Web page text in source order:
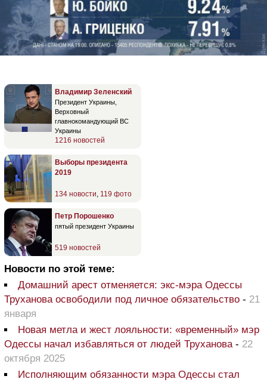
Владимир Зеленский
Президент Украины,
Верховный
главнокомандующий ВС
Украины
1216 новостей
Выборы президента
2019
134 новости 119 фото
Петр Порошенко
пятый президент Украины
519 новостей
Новости по этой теме:
Домашний арест отменяется: экс-мэра Одессы
Труханова освободили под личное обязательство - 21
января
Новая метла и жест лояльности: «временный» мэр
Одессы начал избавляться от людей Труханова - 22
октября 2025
Исполняющим обязанности мэра Одессы стал